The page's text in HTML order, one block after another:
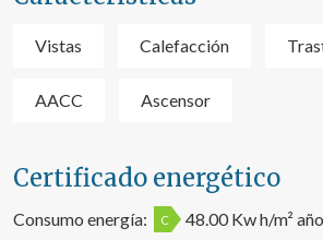
Vistas Calefacción
AACC Ascensor
Certificado energético
Consumo energía: C
48.00 Kw h/m² año